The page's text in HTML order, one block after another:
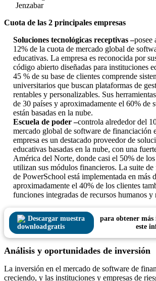
Jenzabar
Cuota de las 2 principales empresas
Soluciones tecnológicas receptivas –posee
12% de la cuota de mercado global de
educativas. La empresa es reconocida por
código abierto diseñadas para instituciones
45 % de su base de clientes comprende
universitarios que buscan plataformas de
rentables y personalizables. Sus
de 30 países y aproximadamente el 60% de
están basadas en la nube.
Escuela de poder –controla alrededor del
mercado global de software de financiación
empresa es un destacado proveedor de
educativas basadas en la nube, con una
América del Norte, donde casi el 50% de
utilizan sus módulos financieros. La suite de
de PowerSchool está implementada en más
aproximadamente el 40% de los clientes
funciones integradas de recursos humanos y
Descargar muestra
gratis
para obtener
este
Análisis y oportunidades de inversión
La inversión en el mercado de software de
creciendo, y las instituciones y empresas de